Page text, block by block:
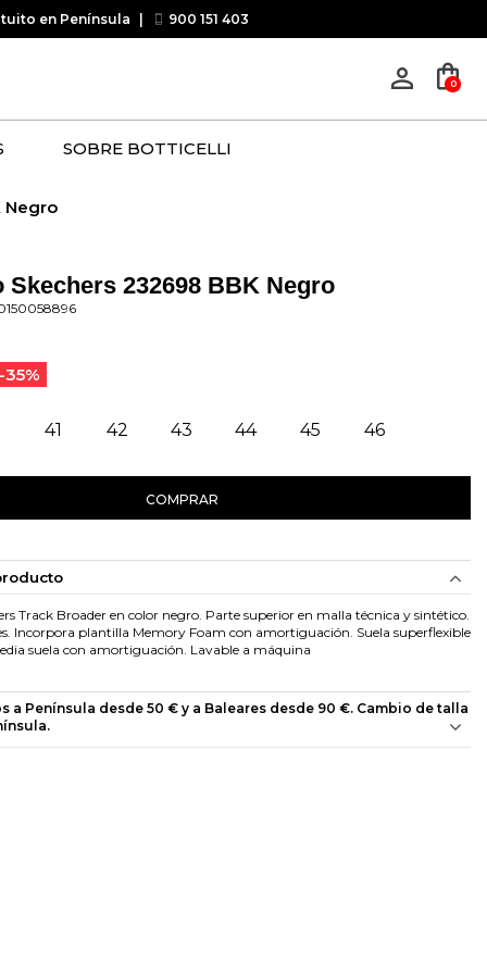
en Península 900 151 403
person_outline shopping_bag
0
SOBRE BOTTICELLI
Negro
Skechers 232698 BBK Negro
35%
41 42 43 44 45 46
COMPRAR
Track Broader en color negro. Parte superior en malla técnica y sintético.
Incorpora plantilla Memory Foam con amortiguación. Suela superflexible
suela con amortiguación. Lavable a máquina
a Península desde 50 € y a Baleares desde 90 €. Cambio de talla